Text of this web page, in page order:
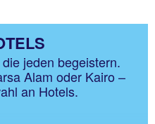
jeden begeistern.
Alam oder Kairo –
an Hotels.